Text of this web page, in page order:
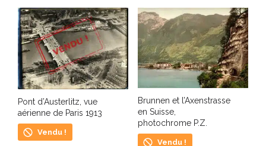
Pont d’Austerlitz, vue
aérienne de Paris 1913
Vendu !
Brunnen et l’Axenstrasse
en Suisse,
photochrome P.Z.
Vendu !